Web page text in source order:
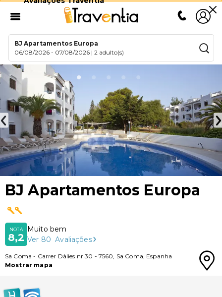
BJ Apartamentos Europa
06/08/2026 - 07/08/2026 |2 adulto(s)
BJ Apartamentos Europa
NOTA
8,2
Muito bem
Ver 80 Avaliações
Sa Coma - Carrer Dàlies nr 30 - 7560, Sa Coma, Espanha
Mostrar mapa